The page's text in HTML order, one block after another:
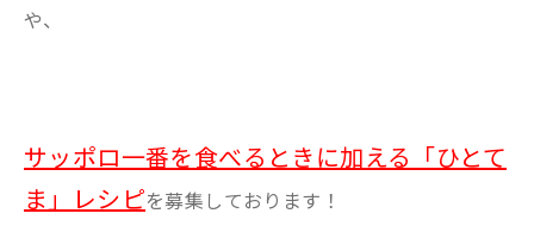
や、
サッポロ一番を食べるときに加える「ひとて
ま」レシピを募集しております！